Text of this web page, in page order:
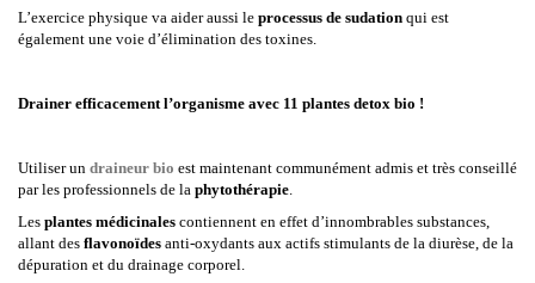
L’exercice physique va aider aussi le processus de sudation qui est
également une voie d’élimination des toxines.
Drainer efficacement l’organisme avec 11 plantes detox bio !
Utiliser un draineur bio est maintenant communément admis et très conseillé
par les professionnels de la phytothérapie.
Les plantes médicinales contiennent en effet d’innombrables substances,
allant des flavonoïdes anti-oxydants aux actifs stimulants de la diurèse, de la
dépuration et du drainage corporel.